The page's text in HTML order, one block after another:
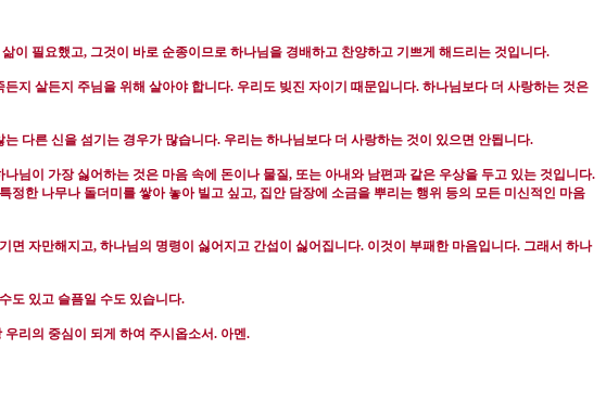
이 필요했고, 그것이 바로 순종이므로 하나님을 경배하고 찬양하고 기쁘게 해드리는 것입니다.
지 살든지 주님을 위해 살아야 합니다. 우리도 빚진 자이기 때문입니다. 하나님보다 더 사랑하는 것은
는 다른 신을 섬기는 경우가 많습니다. 우리는 하나님보다 더 사랑하는 것이 있으면 안됩니다.
나님이 가장 싫어하는 것은 마음 속에 돈이나 물질, 또는 아내와 남편과 같은 우상을 두고 있는 것입니다.
특정한 나무나 돌더미를 쌓아 놓아 빌고 싶고, 집안 담장에 소금을 뿌리는 행위 등의 모든 미신적인 마음
면 자만해지고, 하나님의 명령이 싫어지고 간섭이 싫어집니다. 이것이 부패한 마음입니다. 그래서 하나
도 있고 슬픔일 수도 있습니다.
우리의 중심이 되게 하여 주시옵소서. 아멘.